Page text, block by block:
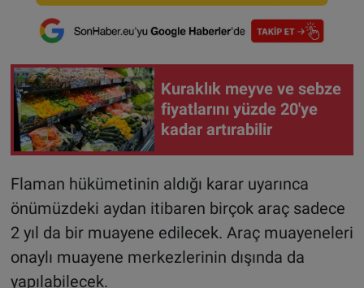
Kuraklık meyve ve sebze
fiyatlarını yüzde 20'ye
kadar artırabilir
Flaman hükümetinin aldığı karar uyarınca
önümüzdeki aydan itibaren birçok araç sadece
2 yıl da bir muayene edilecek. Araç muayeneleri
onaylı muayene merkezlerinin dışında da
yapılabilecek.